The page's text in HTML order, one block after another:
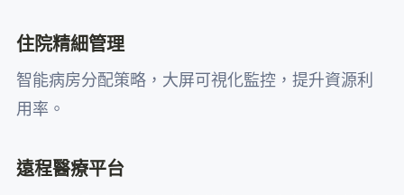
住院精細管理
智能病房分配策略，大屏可視化監控，提升資源利
用率。
遠程醫療平台